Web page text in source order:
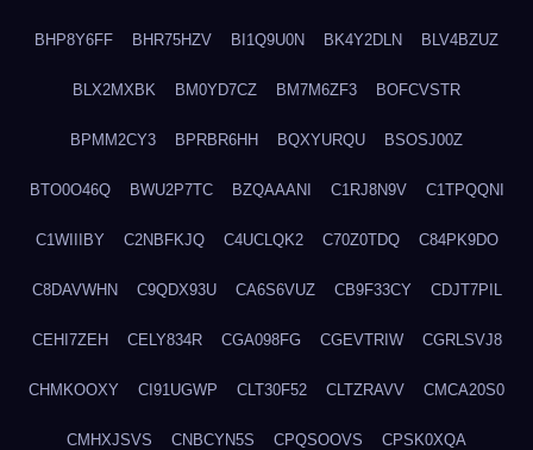
BHP8Y6FF BHR75HZV BI1Q9U0N BK4Y2DLN BLV4BZUZ
BLX2MXBK BM0YD7CZ BM7M6ZF3 BOFCVSTR
BPMM2CY3 BPRBR6HH BQXYURQU BSOSJ00Z
BTO0O46Q BWU2P7TC BZQAAANI C1RJ8N9V C1TPQQNI
C1WIIIBY C2NBFKJQ C4UCLQK2 C70Z0TDQ C84PK9DO
C8DAVWHN C9QDX93U CA6S6VUZ CB9F33CY CDJT7PIL
CEHI7ZEH CELY834R CGA098FG CGEVTRIW CGRLSVJ8
CHMKOOXY CI91UGWP CLT30F52 CLTZRAVV CMCA20S0
CMHXJSVS CNBCYN5S CPQSOOVS CPSK0XQA